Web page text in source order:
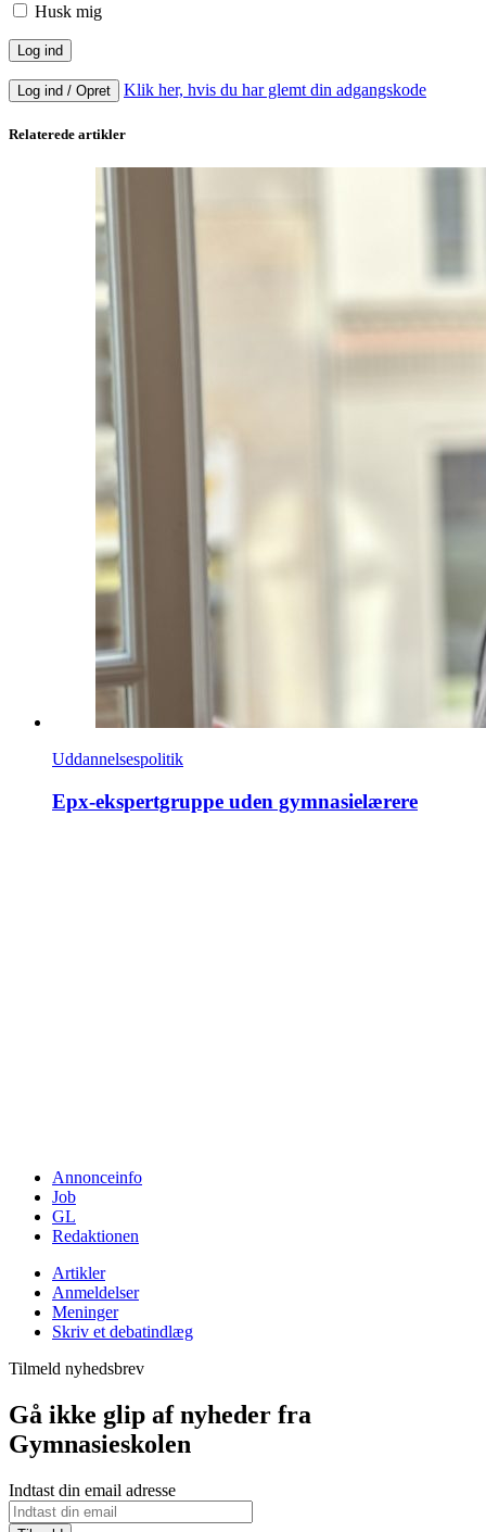
Husk mig
Log ind / Opret Klik her, hvis du har glemt din adgangskode
Relaterede artikler
Uddannelsespolitik
Epx-ekspertgruppe uden gymnasielærere
Annonceinfo
Job
GL
Redaktionen
Artikler
Anmeldelser
Meninger
Skriv et debatindlæg
Tilmeld nyhedsbrev
Gå ikke glip af nyheder fra
Gymnasieskolen
Indtast din email adresse